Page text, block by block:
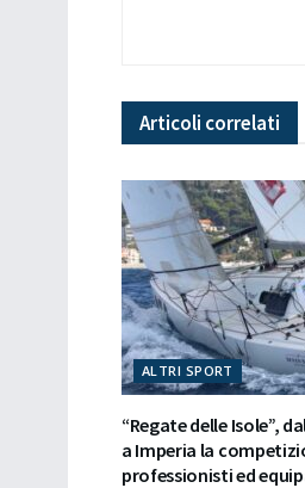
Articoli correlati
ALTRI SPORT
“Regate delle Isole”,
a Imperia la
professionisti ed